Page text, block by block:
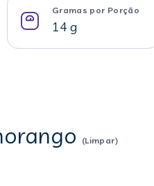
Gramas por Porção
14 g
(Limpar)